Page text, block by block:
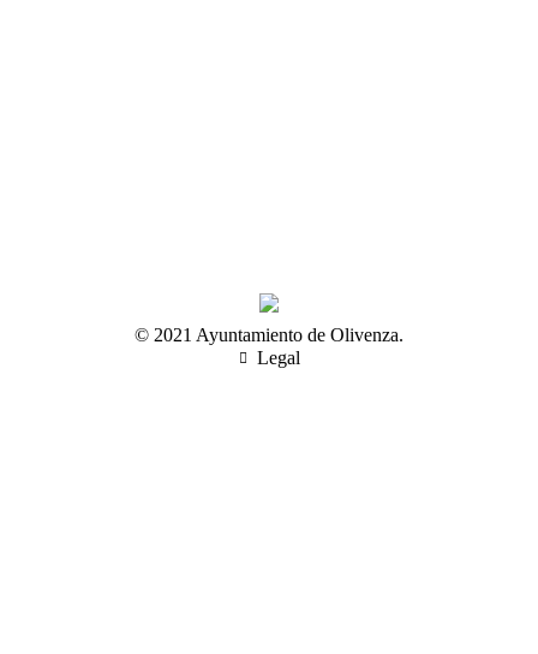
© 2021 Ayuntamiento de Olivenza.
Legal